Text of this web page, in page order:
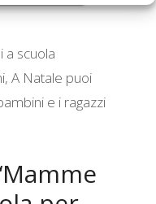
a scuola
A Natale puoi
e i ragazzi